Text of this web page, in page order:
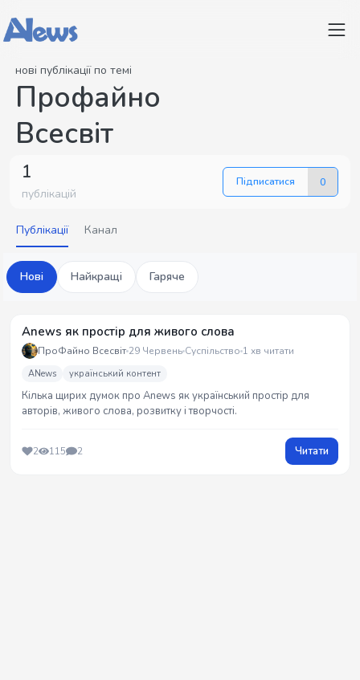
нові публікації по темі
Профайно
Всесвіт
1
публікацій
Підписатися 0
Публікації Канал
Нові Найкращі Гаряче
Anews як простір для живого слова
ПроФайно Всесвіт 29 Червень Суспільство 1 хв читати
ANews український контент
Кілька щирих думок про Anews як український простір для
авторів, живого слова, розвитку і творчості.
2 115 2 Читати